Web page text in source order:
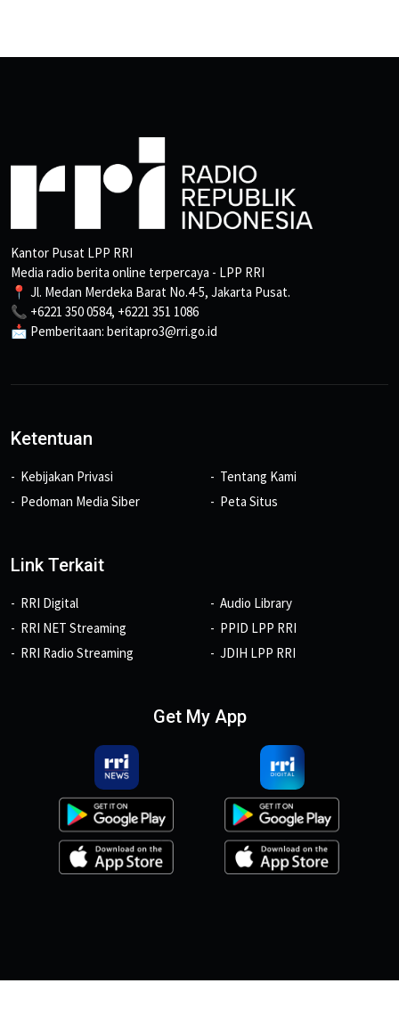
Kantor Pusat LPP RRI
Media radio berita online terpercaya - LPP RRI
📍 Jl. Medan Merdeka Barat No.4-5, Jakarta Pusat.
📞 +6221 350 0584, +6221 351 1086
📩 Pemberitaan: beritapro3@rri.go.id
Ketentuan
Kebijakan Privasi
Pedoman Media Siber
Tentang Kami
Peta Situs
Link Terkait
RRI Digital
RRI NET Streaming
RRI Radio Streaming
Audio Library
PPID LPP RRI
JDIH LPP RRI
Get My App